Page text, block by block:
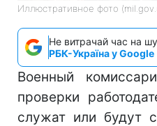
Иллюстративное фото
Не витрачай час на
РБК-Україна у Google
Военный
проверки
служат или будут